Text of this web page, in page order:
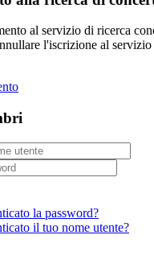
al servizio di ricerca
l'iscrizione al
la password?
il tuo nome utente?